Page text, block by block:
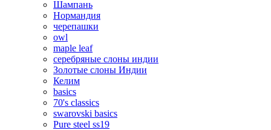
Шампань
Нормандия
черепашки
owl
maple leaf
серебряные слоны индии
Золотые слоны Индии
Келим
basics
70's classics
swarovski basics
Pure steel ss19